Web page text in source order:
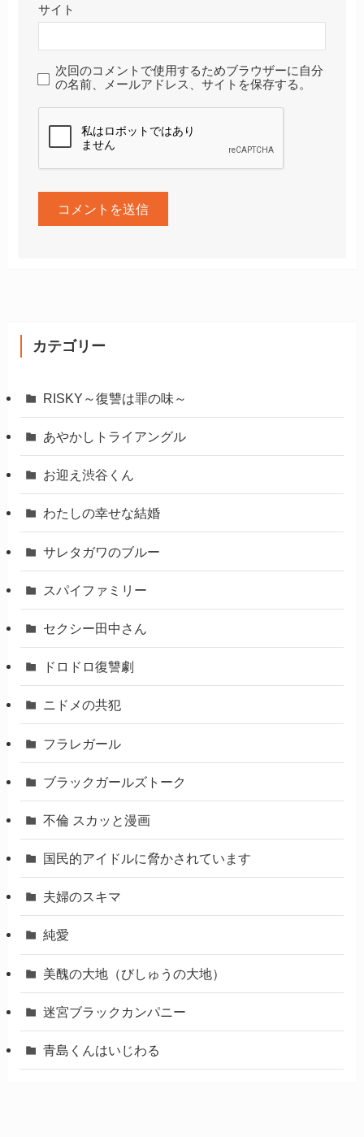
サイト
次回のコメントで使用するためブラウザーに自分
の名前、メールアドレス、サイトを保存する。
カテゴリー
RISKY～復讐は罪の味～
あやかしトライアングル
お迎え渋谷くん
わたしの幸せな結婚
サレタガワのブルー
スパイファミリー
セクシー田中さん
ドロドロ復讐劇
ニドメの共犯
フラレガール
ブラックガールズトーク
不倫 スカッと漫画
国民的アイドルに脅かされています
夫婦のスキマ
純愛
美醜の大地（びしゅうの大地）
迷宮ブラックカンパニー
青島くんはいじわる